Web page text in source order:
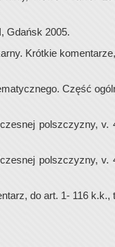
Gdańsk 2005.
Krótkie
Część
polszczyzny, v.
polszczyzny, v.
do art. 1- 116 k.k.,